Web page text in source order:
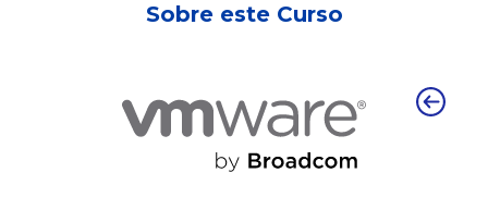
Sobre este Curso